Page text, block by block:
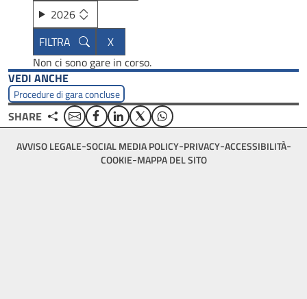
2026
Non ci sono gare in corso.
VEDI ANCHE
Procedure di gara concluse
SHARE EmailFacebookLinkedinTwitterWhatsApp
Footer
bottom
AVVISO LEGALE SOCIAL MEDIA POLICY PRIVACY ACCESSIBILITÀ
COOKIE MAPPA DEL SITO